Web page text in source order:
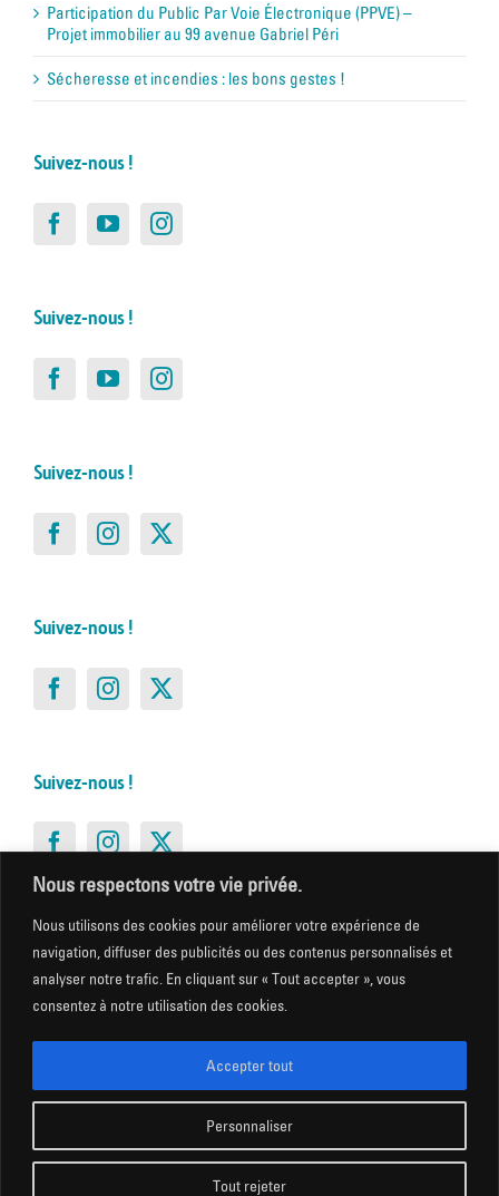
Nous respectons votre vie privée.
Nous utilisons des cookies pour améliorer votre expérience de
navigation, diffuser des publicités ou des contenus personnalisés et
analyser notre trafic. En cliquant sur « Tout accepter », vous
consentez à notre utilisation des cookies.
Personnaliser
Tout rejeter
Accepter tout
Participation du Public Par Voie Électronique (PPVE) –
Projet immobilier au 99 avenue Gabriel Péri
Sécheresse et incendies : les bons gestes !
Suivez-nous !
Suivez-nous !
Suivez-nous !
Suivez-nous !
Suivez-nous !
Suivez-nous !
Suivez-nous !